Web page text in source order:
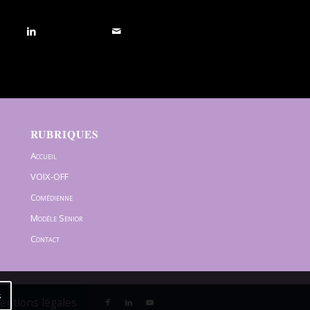
RUBRIQUES
Accueil
VOIX-OFF
Comédienne
Modèle Senior
Contact
légales